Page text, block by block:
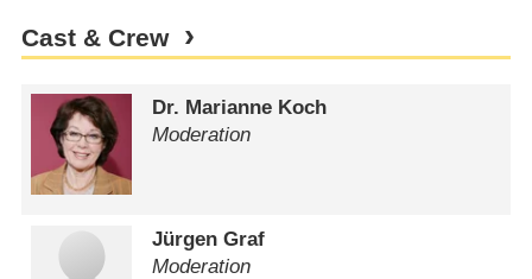
Cast & Crew
Dr. Marianne Koch
Moderation
Jürgen Graf
Moderation